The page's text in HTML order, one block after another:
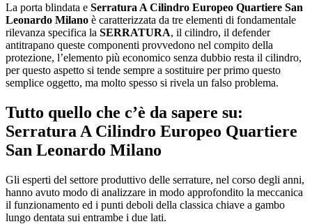
La porta blindata e Serratura A Cilindro Europeo Quartiere San
Leonardo Milano è caratterizzata da tre elementi di fondamentale
rilevanza specifica la SERRATURA, il cilindro, il defender
antitrapano queste componenti provvedono nel compito della
protezione, l’elemento più economico senza dubbio resta il cilindro,
per questo aspetto si tende sempre a sostituire per primo questo
semplice oggetto, ma molto spesso si rivela un falso problema.
Tutto quello che c’è da sapere su:
Serratura A Cilindro Europeo Quartiere
San Leonardo Milano
Gli esperti del settore produttivo delle serrature, nel corso degli anni,
hanno avuto modo di analizzare in modo approfondito la meccanica
il funzionamento ed i punti deboli della classica chiave a gambo
lungo dentata sui entrambe i due lati.